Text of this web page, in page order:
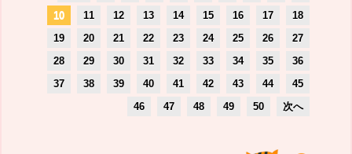
10
11 12 13 14 15 16 17
18
19
20 21 22 23 24 25 26
27
28
29 30 31 32 33 34 35
36
37
38 39 40 41 42 43 44
45
46
47 48 49 50 次へ